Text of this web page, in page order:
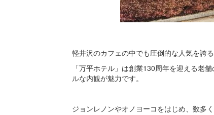
軽井沢のカフェの中でも圧倒的な人気を誇
「万平ホテル」は創業130周年を迎える老
ルな内観が魅力です。
ジョンレノンやオノヨーコをはじめ、数多